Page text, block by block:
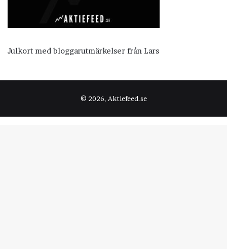
Julkort med bloggarutmärkelser från Lars
© 2026, Aktiefeed.se